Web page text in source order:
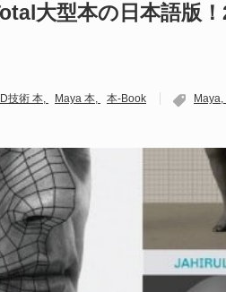
れ
大型本の日本語版
技術 本 Maya 本 本-Book Maya